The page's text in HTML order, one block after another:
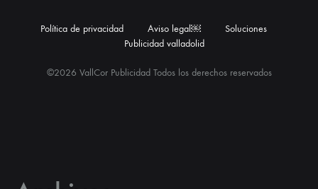
©2026 VallCor Publicidad Todos los derechos reservados
Política de privacidad Aviso legal￼
Soluciones
Publicidad valladolid